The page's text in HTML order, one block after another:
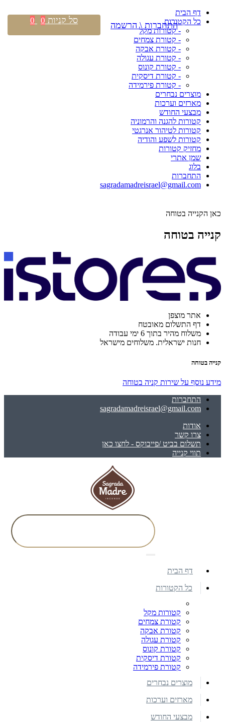
דף הבית
כל הקטורות
- קטורות מקל
- קטורת צמחים
- קטורת אבקה
- קטורת עגולה
- קטורת קונוס
- קטורת דיסקית
- קטורת פירמידה
מוצרים נבחרים
מארזים וערכות
מבצעי החודש
קטורות להגנה והרמוניה
קטורות לטיהור אנרגטי
קטורות לשפע והודיה
מחזיק קטורות
שמן אתרי
בלוג
התחברות
sagradamadreisrael@gmail.com
כאן הקנייה בטוחה
קנייה בטוחה
אתר מוצפן
דף התשלום מאובטח
משלוח מהיר בתוך 6 ימי עבודה
חנות ישראלית. משלוחים מישראל
קנייה בטוחה
מידע נוסף על שירות קניה בטוחה
התחברות
sagradamadreisrael@gmail.com
אודות
צרו קשר
תשלום בביט /פייבוקס - לחצו כאן
תווי קנייה
התחברות \ הרשמה סל קניות 0
0
דף הבית
כל הקטורות
קטורות מקל
קטורת צמחים
קטורת אבקה
קטורת עגולה
קטורת קונוס
קטורת דיסקית
קטורת פירמידה
מוצרים נבחרים
מארזים וערכות
מבצעי החודש